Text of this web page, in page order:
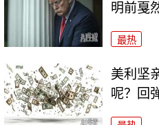
明前戛
最热
美利坚
呢？回